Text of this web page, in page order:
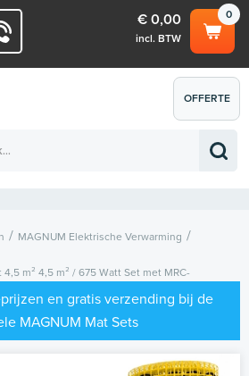
0
€ 0,00
incl. BTW
(incl. BTW) € 0,00
OFFERTE
AANVRAGEN
MAGNUM Elektrische Verwarming
m² 4,5 m² / 675 Watt Set met MRC-
en gratis verzending bij de
MAGNUM Mat Sets